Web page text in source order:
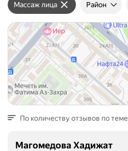
Массаж лица Район
По количеству отзывов по теме
Магомедова Хадижат